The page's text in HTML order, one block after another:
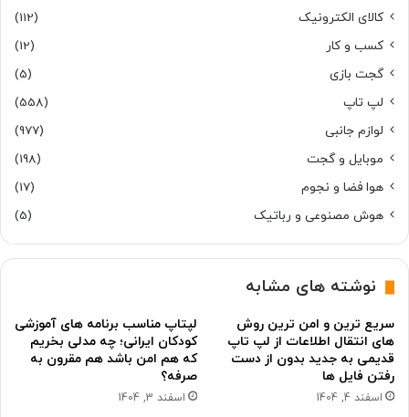
کالای الکترونیک
(112)
کسب و کار
(12)
گجت بازی
(5)
لپ تاپ
(558)
لوازم جانبی
(977)
موبایل و گجت
(198)
هوا فضا و نجوم
(17)
هوش مصنوعی و رباتیک
(5)
نوشته های مشابه
سریع ترین و امن ترین روش
های انتقال اطلاعات از لپ تاپ
قدیمی به جدید بدون از دست
رفتن فایل ها
اسفند 4, 1404
لپتاپ مناسب برنامه های آموزشی
کودکان ایرانی؛ چه مدلی بخریم
که هم امن باشد هم مقرون به
صرفه؟
اسفند 3, 1404